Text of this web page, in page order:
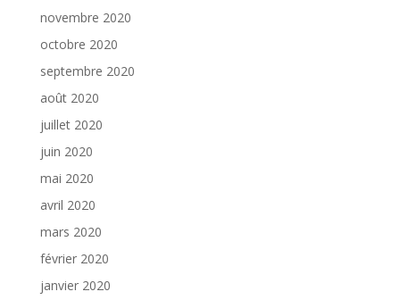
novembre 2020
octobre 2020
septembre 2020
août 2020
juillet 2020
juin 2020
mai 2020
avril 2020
mars 2020
février 2020
janvier 2020